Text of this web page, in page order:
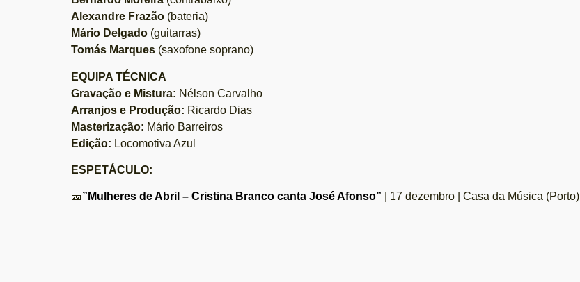
Alexandre Frazão (bateria)
Mário Delgado (guitarras)
Tomás Marques (saxofone soprano)
EQUIPA TÉCNICA
Gravação e Mistura: Nélson Carvalho
Arranjos e Produção: Ricardo Dias
Masterização: Mário Barreiros
Edição: Locomotiva Azul
ESPETÁCULO:
🎫”Mulheres de Abril – Cristina Branco canta José Afonso” | 17 dezembro | Casa da Música (Porto)